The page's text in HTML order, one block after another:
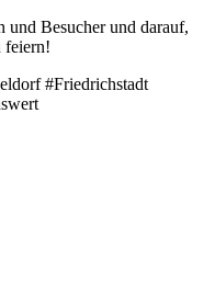
und Besucher und darauf,
feiern!
#Friedrichstadt